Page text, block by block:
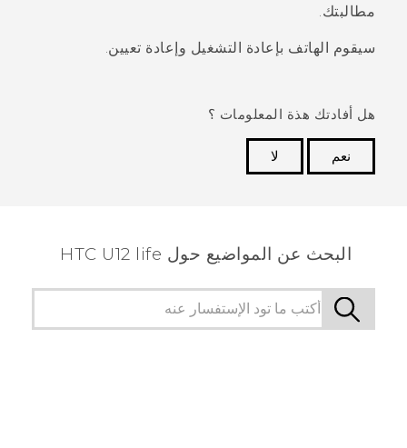
مطالبتك.
سيقوم الهاتف بإعادة التشغيل وإعادة تعيين.
هل أفادتك هذة المعلومات ؟
نعم
لا
البحث عن المواضيع حول HTC U12 life